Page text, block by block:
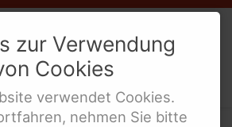
e.V.
Interes­sen­ver­tre­tung
Frauen
zur Verwendung
Cookies
verwendet Cookies.
nehmen Sie bitte